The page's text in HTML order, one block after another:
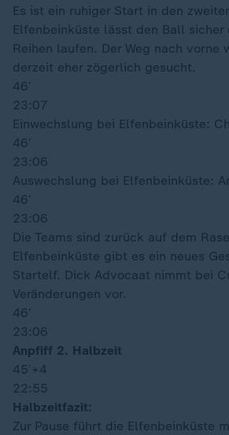
Es ist ein ruhiger Start in den
Elfenbeinküste lässt den Ball sicher
Reihen laufen. Der Weg nach vorne
derzeit eher zögerlich gesucht.
46′
23:07
Einwechslung bei Elfenbeinküste:
46′
23:06
Auswechslung bei Elfenbeinküste:
46′
23:06
Die Teams sind zurück auf dem
Elfenbeinküste gibt es ein neues
Startelf. Dick Advocaat nimmt bei
Veränderungen vor.
46′
23:06
Anpfiff 2. Halbzeit
45′ +4
22:55
Halbzeitfazit:
Zur Pause führt die Elfenbeinküste